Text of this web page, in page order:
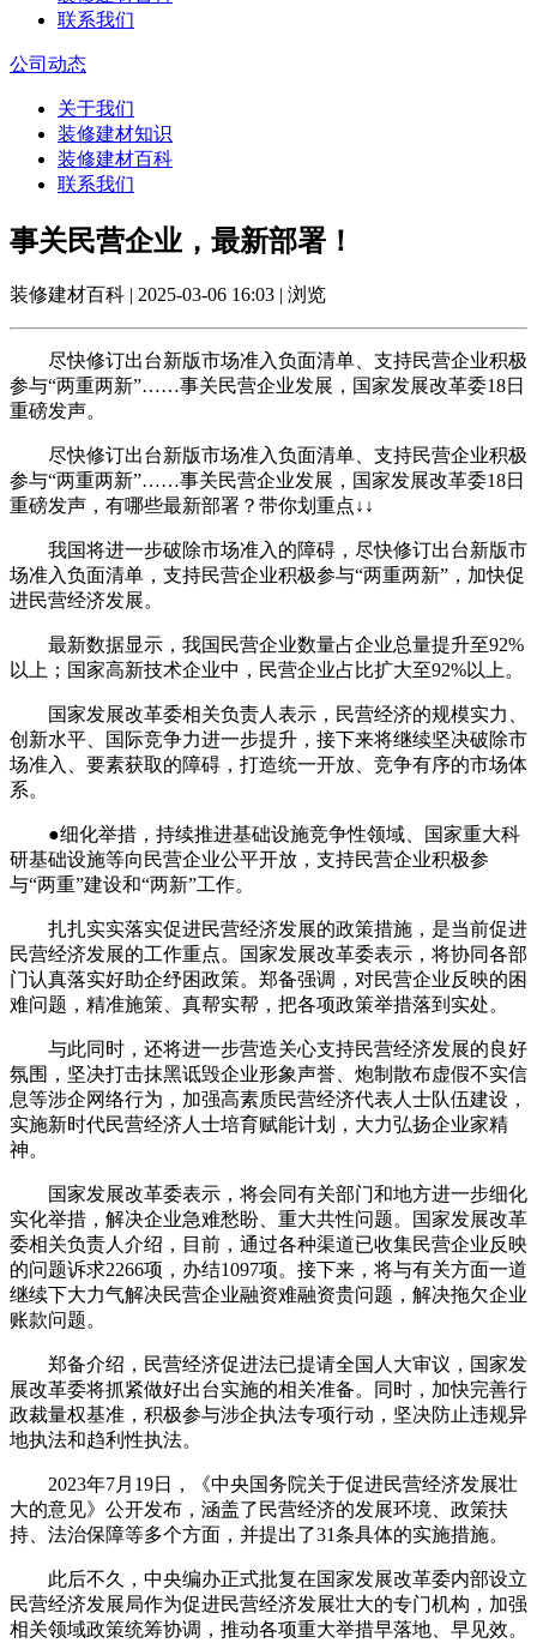
联系我们
公司动态
关于我们
装修建材知识
装修建材百科
联系我们
事关民营企业，最新部署！
装修建材百科 | 2025-03-06 16:03 | 浏览
尽快修订出台新版市场准入负面清单、支持民营企业积极
参与“两重两新”……事关民营企业发展，国家发展改革委18日
重磅发声。
尽快修订出台新版市场准入负面清单、支持民营企业积极
参与“两重两新”……事关民营企业发展，国家发展改革委18日
重磅发声，有哪些最新部署？带你划重点↓↓
我国将进一步破除市场准入的障碍，尽快修订出台新版市
场准入负面清单，支持民营企业积极参与“两重两新”，加快促
进民营经济发展。
最新数据显示，我国民营企业数量占企业总量提升至92%
以上；国家高新技术企业中，民营企业占比扩大至92%以上。
国家发展改革委相关负责人表示，民营经济的规模实力、
创新水平、国际竞争力进一步提升，接下来将继续坚决破除市
场准入、要素获取的障碍，打造统一开放、竞争有序的市场体
系。
●细化举措，持续推进基础设施竞争性领域、国家重大科
研基础设施等向民营企业公平开放，支持民营企业积极参
与“两重”建设和“两新”工作。
扎扎实实落实促进民营经济发展的政策措施，是当前促进
民营经济发展的工作重点。国家发展改革委表示，将协同各部
门认真落实好助企纾困政策。郑备强调，对民营企业反映的困
难问题，精准施策、真帮实帮，把各项政策举措落到实处。
与此同时，还将进一步营造关心支持民营经济发展的良好
氛围，坚决打击抹黑诋毁企业形象声誉、炮制散布虚假不实信
息等涉企网络行为，加强高素质民营经济代表人士队伍建设，
实施新时代民营经济人士培育赋能计划，大力弘扬企业家精
神。
国家发展改革委表示，将会同有关部门和地方进一步细化
实化举措，解决企业急难愁盼、重大共性问题。国家发展改革
委相关负责人介绍，目前，通过各种渠道已收集民营企业反映
的问题诉求2266项，办结1097项。接下来，将与有关方面一道
继续下大力气解决民营企业融资难融资贵问题，解决拖欠企业
账款问题。
郑备介绍，民营经济促进法已提请全国人大审议，国家发
展改革委将抓紧做好出台实施的相关准备。同时，加快完善行
政裁量权基准，积极参与涉企执法专项行动，坚决防止违规异
地执法和趋利性执法。
2023年7月19日，《中央国务院关于促进民营经济发展壮
大的意见》公开发布，涵盖了民营经济的发展环境、政策扶
持、法治保障等多个方面，并提出了31条具体的实施措施。
此后不久，中央编办正式批复在国家发展改革委内部设立
民营经济发展局作为促进民营经济发展壮大的专门机构，加强
相关领域政策统筹协调，推动各项重大举措早落地、早见效。